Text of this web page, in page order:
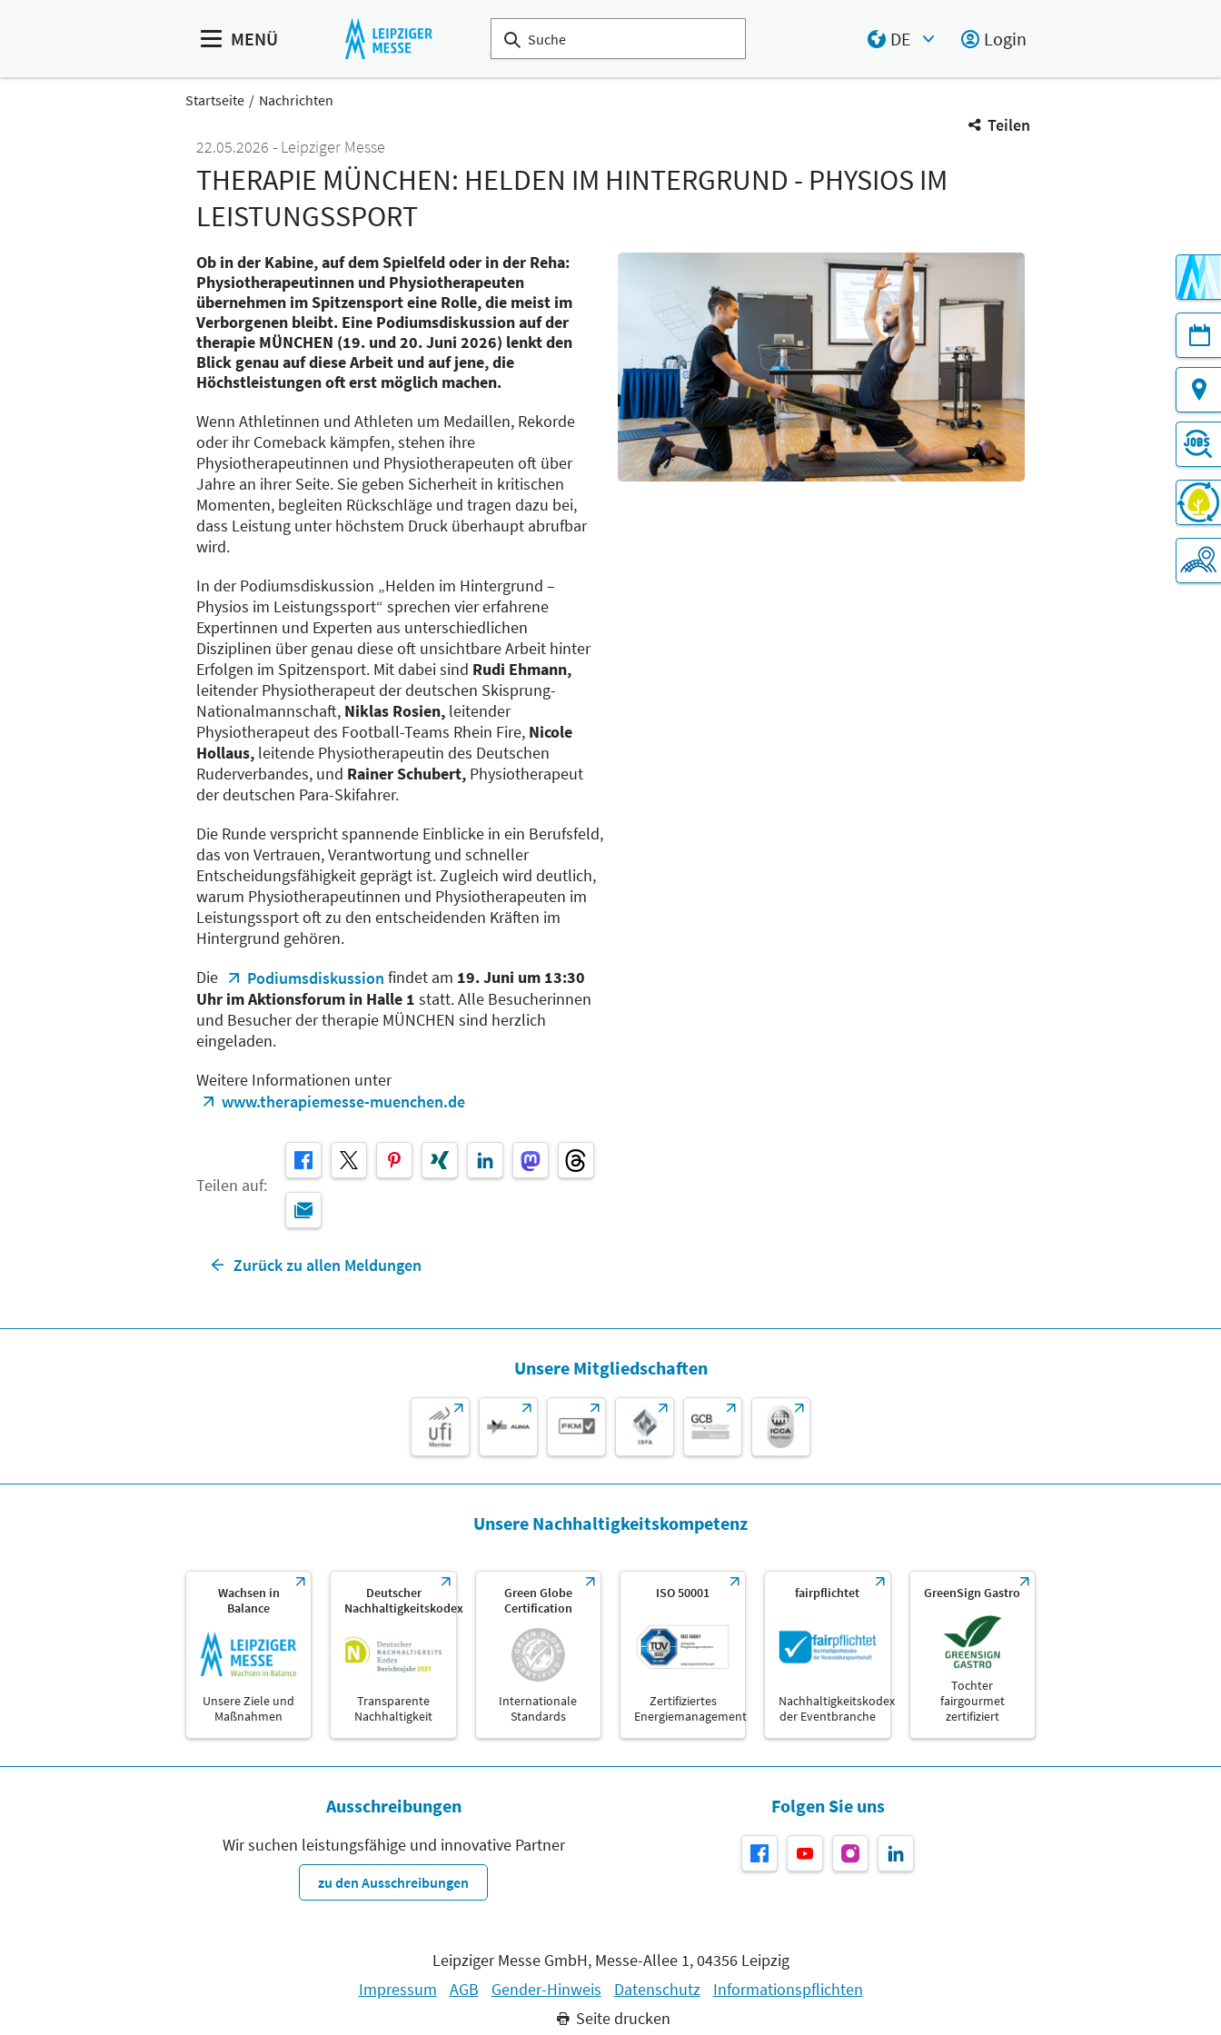
MENÜ
DE
Login
Startseite Nachrichten
Teilen
22.05.2026
Leipziger Messe
THERAPIE MÜNCHEN: HELDEN IM HINTERGRUND - PHYSIOS IM
LEISTUNGSSPORT
Ob in der Kabine, auf dem Spielfeld oder in der Reha:
Physiotherapeutinnen und Physiotherapeuten
übernehmen im Spitzensport eine Rolle, die meist im
Verborgenen bleibt. Eine Podiumsdiskussion auf der
therapie MÜNCHEN (19. und 20. Juni 2026) lenkt den
Blick genau auf diese Arbeit und auf jene, die
Höchstleistungen oft erst möglich machen.
Wenn Athletinnen und Athleten um Medaillen, Rekorde
oder ihr Comeback kämpfen, stehen ihre
Physiotherapeutinnen und Physiotherapeuten oft über
Jahre an ihrer Seite. Sie geben Sicherheit in kritischen
Momenten, begleiten Rückschläge und tragen dazu bei,
dass Leistung unter höchstem Druck überhaupt abrufbar
wird.
In der Podiumsdiskussion „Helden im Hintergrund –
Physios im Leistungssport“ sprechen vier erfahrene
Expertinnen und Experten aus unterschiedlichen
Disziplinen über genau diese oft unsichtbare Arbeit hinter
Erfolgen im Spitzensport. Mit dabei sind Rudi Ehmann,
leitender Physiotherapeut der deutschen Skisprung-
Nationalmannschaft, Niklas Rosien, leitender
Physiotherapeut des Football-Teams Rhein Fire, Nicole
Hollaus, leitende Physiotherapeutin des Deutschen
Ruderverbandes, und Rainer Schubert, Physiotherapeut
der deutschen Para-Skifahrer.
Die Runde verspricht spannende Einblicke in ein Berufsfeld,
das von Vertrauen, Verantwortung und schneller
Entscheidungsfähigkeit geprägt ist. Zugleich wird deutlich,
warum Physiotherapeutinnen und Physiotherapeuten im
Leistungssport oft zu den entscheidenden Kräften im
Hintergrund gehören.
Die
Podiumsdiskussion findet am 19. Juni um 13:30
Uhr im Aktionsforum in Halle 1 statt. Alle Besucherinnen
und Besucher der therapie MÜNCHEN sind herzlich
eingeladen.
Weitere Informationen unter
www.therapiemesse-muenchen.de
Teilen auf:
Zurück zu allen Meldungen
Unsere Mitgliedschaften
Unsere Nachhaltigkeitskompetenz
Wachsen in
Balance
Unsere Ziele und
Maßnahmen
Deutscher
Nachhaltigkeitskodex
Transparente
Nachhaltigkeit
Green Globe
Certification
Internationale
Standards
ISO 50001
Zertifiziertes
Energiemanagement
fairpflichtet
Nachhaltigkeitskodex
der Eventbranche
GreenSign Gastro
Tochter
fairgourmet
zertifiziert
Ausschreibungen
Wir suchen leistungsfähige und innovative Partner
zu den Ausschreibungen
Folgen Sie uns
Leipziger Messe GmbH, Messe-Allee 1, 04356 Leipzig
Impressum
AGB Gender-Hinweis Datenschutz
Informationspflichten
Seite drucken